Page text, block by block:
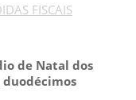
FISCAIS
de Natal dos